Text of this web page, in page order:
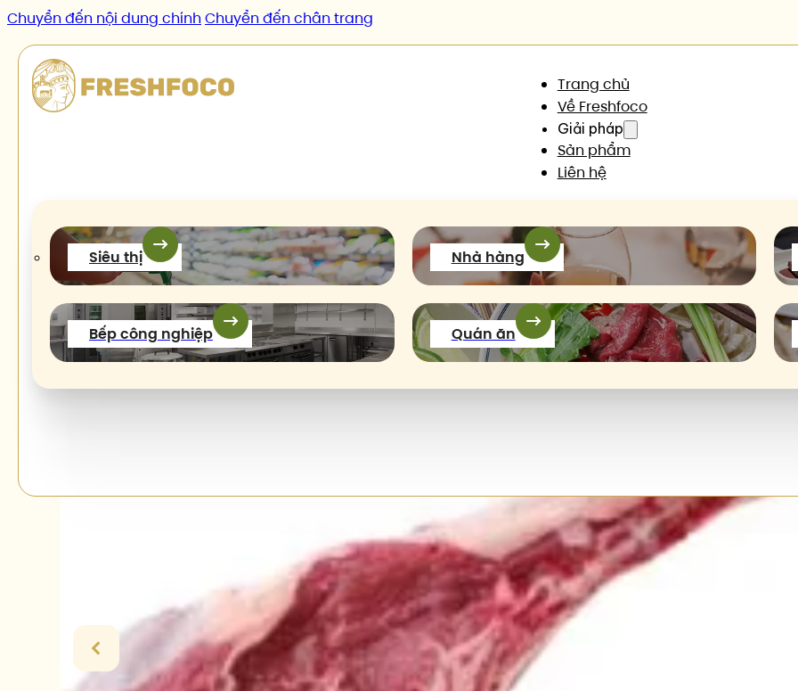
Chuyển đến nội dung chínhChuyển đến chân trang
Trang chủ
Về Freshfoco
Giải pháp
Siêu thị Nhà hàng
Bếp công nghiệp Quán ăn
Sản phẩm
Liên hệ
Sản phẩm